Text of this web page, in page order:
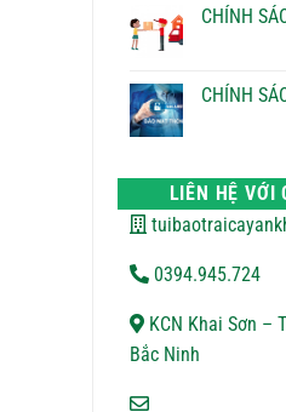
TOÁN
luận
ở
TRẢ
CHÍNH
luận
ởCHÍNH
ở
CHÍNH
SÁCH
BẢO
LIÊN HỆ VỚI
0394.945.724
KCN Khai Sơn –
Bắc Ninh